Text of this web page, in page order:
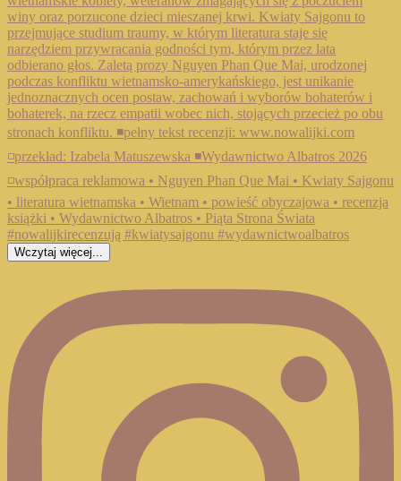
Wczytaj więcej...